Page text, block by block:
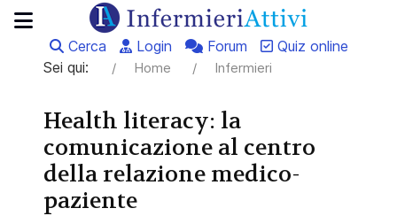
Cerca Login Forum
Quiz online
Sei qui:
Home Infermieri
Health literacy: la
comunicazione al centro
della relazione medico-
paziente